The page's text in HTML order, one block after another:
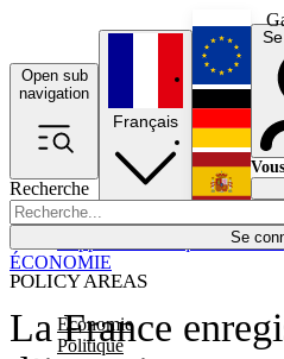
Open sub
navigation
Recherche
Se
POLICY AREAS
Economie
Politique
Économie
Français
La France
ÉCONOMIE